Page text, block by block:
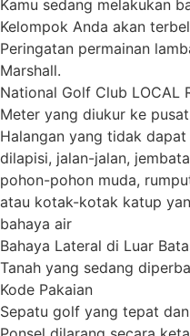
Kamu sedang melakukan
Kelompok Anda akan
Peringatan permainan
Marshall.
National Golf Club LOCAL
Meter yang diukur ke
Halangan yang tidak
dilapisi, jalan-jalan,
pohon-pohon muda,
atau kotak-kotak katup
bahaya air
Bahaya Lateral di Luar
Tanah yang sedang
Kode Pakaian
Sepatu golf yang tepat